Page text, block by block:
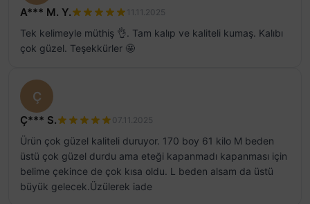
A*** M. Y. 11.11.2025
Tek kelimeyle müthiş 👌. Tam kalıp ve kaliteli kumaş. Kalıbı
çok güzel. Teşekkürler 🤩
Ç
Ç*** S. 07.11.2025
Ürün çok güzel kaliteli duruyor. 170 boy 61 kilo M beden
üstü çok güzel durdu ama eteği kapanmadı kapanması için
belime çekince de çok kısa oldu. L beden alsam da üstü
büyük gelecek.Üzülerek iade